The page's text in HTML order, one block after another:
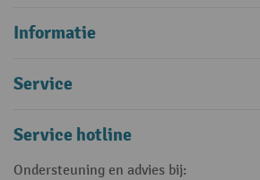
Informatie
Service
Service hotline
Ondersteuning en advies bij: